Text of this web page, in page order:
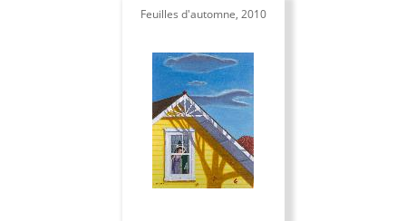
Feuilles d'automne, 2010